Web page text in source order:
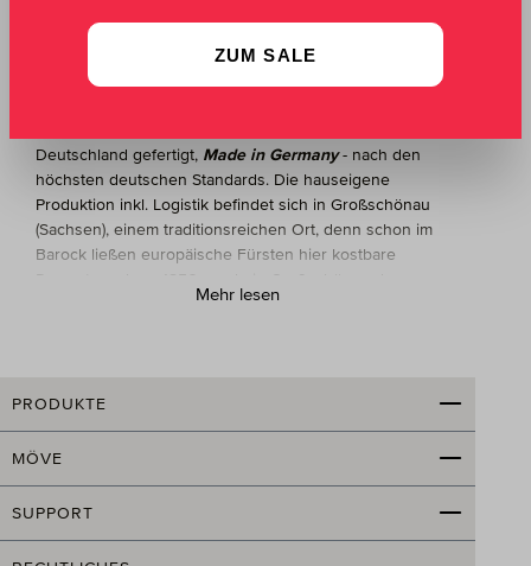
Badetücher von MÖVE – Qualität Made in
Germany
Deutschland gefertigt, Made in Germany- nach den
höchsten deutschen Standards. Die hauseigene
Produktion inkl. Logistik befindet sich in Großschönau
(Sachsen), einem traditionsreichen Ort, denn schon im
Barock ließen europäische Fürsten hier kostbare
erste Frottierwebstuhl Deutschlands in Betrieb
Heute lässt MÖVE an 30 Jacquard-Webstühlen
Badetücher und andere hochwertige
Frottiererzeugnisse fertigen. Einzigartig in der
Mehr lesen
PRODUKTE
MÖVE
SUPPORT
ZUM SALE